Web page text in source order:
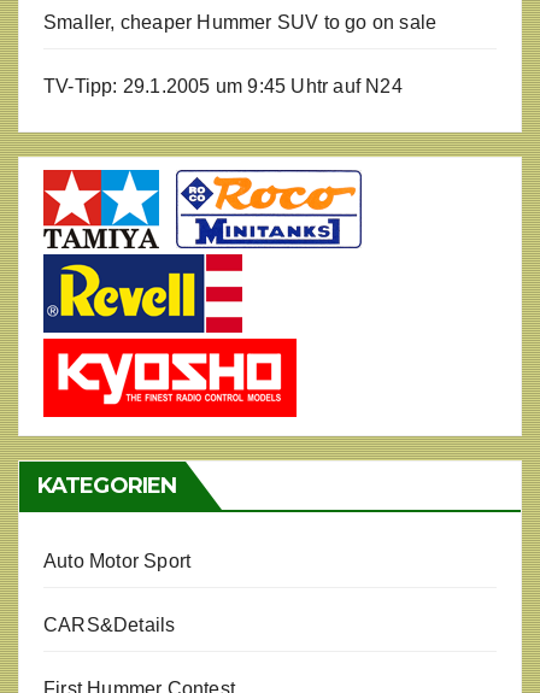
Smaller, cheaper Hummer SUV to go on sale
TV-Tipp: 29.1.2005 um 9:45 Uhtr auf N24
KATEGORIEN
Auto Motor Sport
CARS&Details
First Hummer Contest